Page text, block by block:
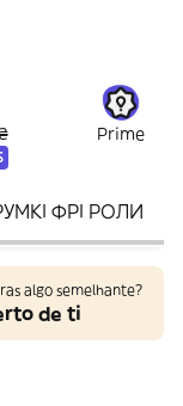
Prime
ФРІ РОЛИ
algo semelhante?
de ti